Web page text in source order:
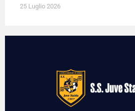
25 Luglio 2026